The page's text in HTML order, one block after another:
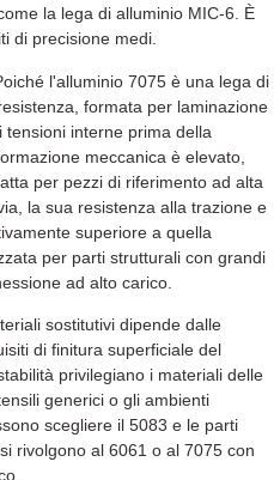
la lega di alluminio MIC-6. È
di precisione medi.
l'alluminio 7075 è una lega di
formata per laminazione
interne prima della
meccanica è elevato,
per pezzi di riferimento ad alta
la sua resistenza alla trazione e
superiore a quella
per parti strutturali con grandi
ad alto carico.
sostitutivi dipende dalle
di finitura superficiale del
privilegiano i materiali delle
generici o gli ambienti
scegliere il 5083 e le parti
rivolgono al 6061 o al 7075 con